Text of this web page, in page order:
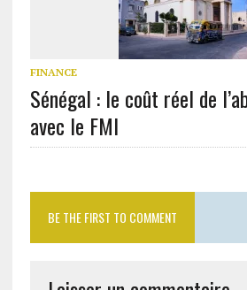
FINANCE
Sénégal : le coût réel de
avec le FMI
BE THE FIRST TO COMMENT